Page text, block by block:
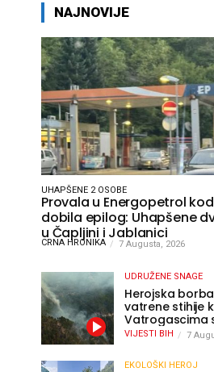
NAJNOVIJE
UHAPŠENE 2 OSOBE
Provala u Energopetrol
dobila epilog: Uhapšene
u Čapljini i Jablanici
CRNA HRONIKA 7 Augusta, 2026
UDRUŽENE SNAGE
Herojska
vatrene stihije
Vatrogascima
pomoć iz
helikopteri i Air
udružili snage
VIJESTI BIH 7
EKOLOŠKI HEROJ